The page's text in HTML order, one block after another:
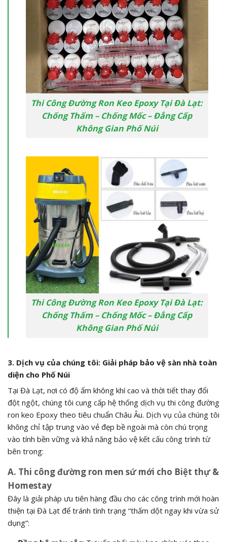
Thi Công Đường Ron Keo Epoxy Tại Đà Lạt:
Chống Thấm – Chống Mốc – Đẳng Cấp
Không Gian Phố Núi
Thi Công Đường Ron Keo Epoxy Tại Đà Lạt:
Chống Thấm – Chống Mốc – Đẳng Cấp
Không Gian Phố Núi
3. Dịch vụ của chúng tôi: Giải pháp bảo vệ sàn nhà toàn
diện cho Phố Núi
Tại Đà Lạt, nơi có độ ẩm không khí cao và thời tiết thay đổi
đột ngột, chúng tôi cung cấp hệ thống dịch vụ thi công đường
ron keo Epoxy theo tiêu chuẩn Châu Âu. Dịch vụ của chúng tôi
không chỉ tập trung vào vẻ đẹp bề ngoài mà còn chú trọng
vào tính bền vững và khả năng bảo vệ kết cấu công trình từ
bên trong:
A. Thi công đường ron men sứ mới cho Biệt thự &
Homestay
Đây là giải pháp ưu tiên hàng đầu cho các công trình mới hoàn
thiện tại Đà Lạt để tránh tình trạng “thấm dột ngay khi vừa sử
dụng”: